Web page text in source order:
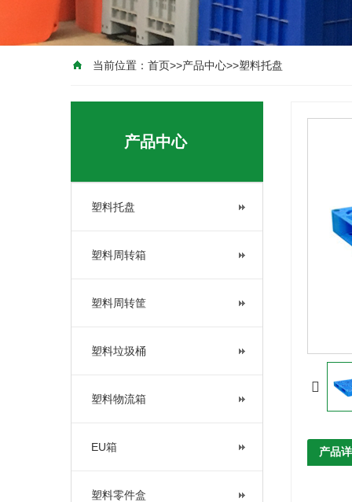
当前位置： 首页>>产品中心>>塑料托盘
产品中心
塑料托盘
塑料周转箱
塑料周转筐
塑料垃圾桶
塑料物流箱
EU箱
塑料零件盒
产品